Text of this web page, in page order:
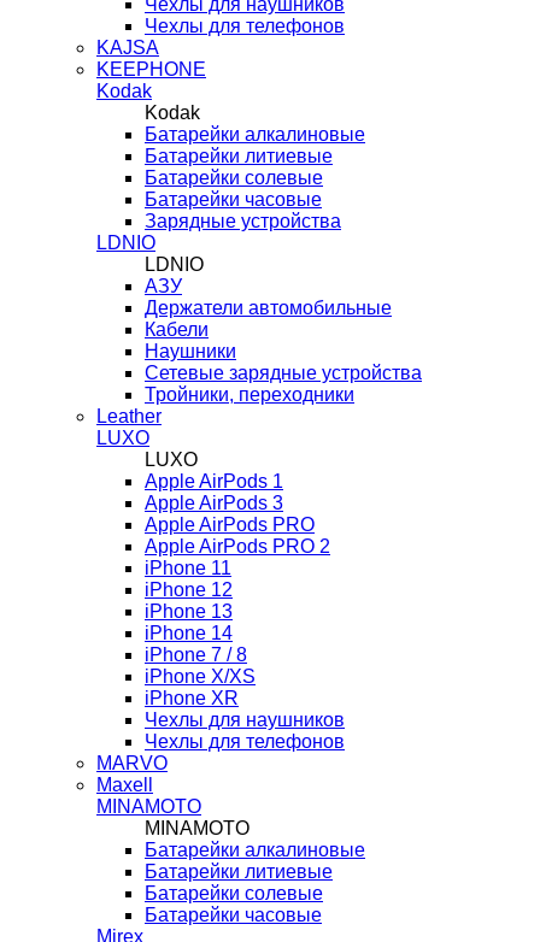
Чехлы для наушников
Чехлы для телефонов
KAJSA
KEEPHONE
Kodak
Kodak
Батарейки алкалиновые
Батарейки литиевые
Батарейки солевые
Батарейки часовые
Зарядные устройства
LDNIO
LDNIO
АЗУ
Держатели автомобильные
Кабели
Наушники
Сетевые зарядные устройства
Тройники, переходники
Leather
LUXO
LUXO
Apple AirPods 1
Apple AirPods 3
Apple AirPods PRO
Apple AirPods PRO 2
iPhone 11
iPhone 12
iPhone 13
iPhone 14
iPhone 7 / 8
iPhone X/XS
iPhone XR
Чехлы для наушников
Чехлы для телефонов
MARVO
Maxell
MINAMOTO
MINAMOTO
Батарейки алкалиновые
Батарейки литиевые
Батарейки солевые
Батарейки часовые
Mirex